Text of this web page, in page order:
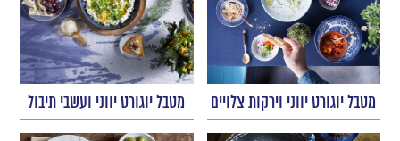
מטבל יוגורט יווני וירקות צלויים מטבל יוגורט יווני ועשבי תיבול